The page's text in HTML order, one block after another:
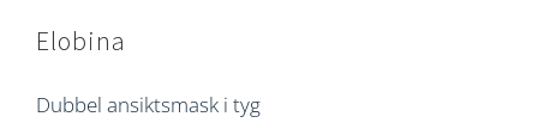
Elobina
Dubbel ansiktsmask i tyg